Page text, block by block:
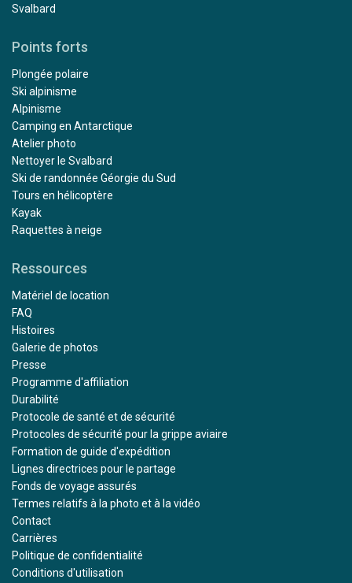
Svalbard
Points forts
Plongée polaire
Ski alpinisme
Alpinisme
Camping en Antarctique
Atelier photo
Nettoyer le Svalbard
Ski de randonnée Géorgie du Sud
Tours en hélicoptère
Kayak
Raquettes à neige
Ressources
Matériel de location
FAQ
Histoires
Galerie de photos
Presse
Programme d'affiliation
Durabilité
Protocole de santé et de sécurité
Protocoles de sécurité pour la grippe aviaire
Formation de guide d'expédition
Lignes directrices pour le partage
Fonds de voyage assurés
Termes relatifs à la photo et à la vidéo
Contact
Carrières
Politique de confidentialité
Conditions d'utilisation